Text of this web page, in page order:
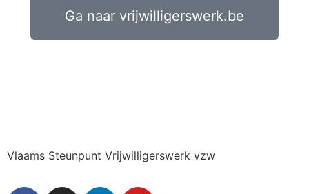
Ga naar vrijwilligerswerk.be
Vlaams Steunpunt Vrijwilligerswerk vzw